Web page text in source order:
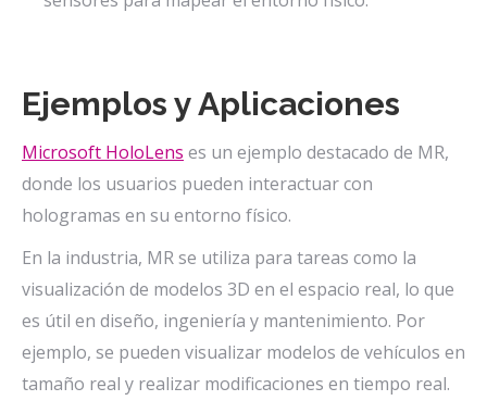
Ejemplos y Aplicaciones
Microsoft HoloLens es un ejemplo destacado de MR,
donde los usuarios pueden interactuar con
hologramas en su entorno físico.
En la industria, MR se utiliza para tareas como la
visualización de modelos 3D en el espacio real, lo que
es útil en diseño, ingeniería y mantenimiento. Por
ejemplo, se pueden visualizar modelos de vehículos en
tamaño real y realizar modificaciones en tiempo real.